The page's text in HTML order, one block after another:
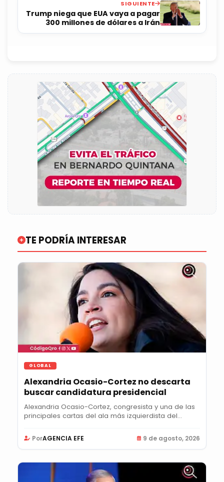
SIGUIENTE
Trump niega que EUA vaya a pagar
300 millones de dólares a Irán
TE PODRÍA INTERESAR
GLOBAL
Alexandria Ocasio-Cortez no descarta
buscar candidatura presidencial
Alexandria Ocasio-Cortez, congresista y una de las
principales cartas del ala más izquierdista del...
PorAGENCIA EFE 9 de agosto, 2026